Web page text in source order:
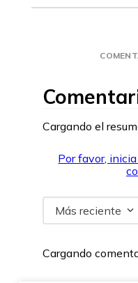
Cargando el
Por favor,
Más reciente
Cargando